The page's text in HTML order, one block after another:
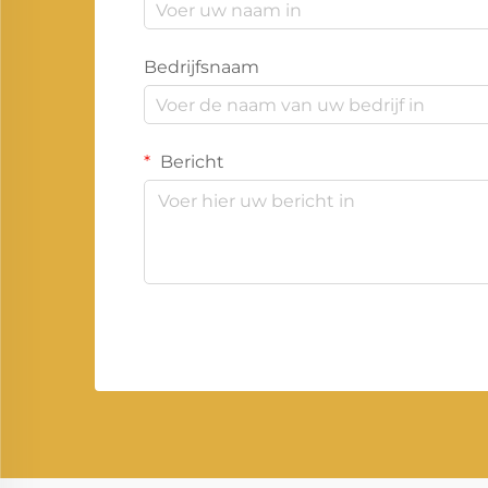
Bedrijfsnaam
Bericht